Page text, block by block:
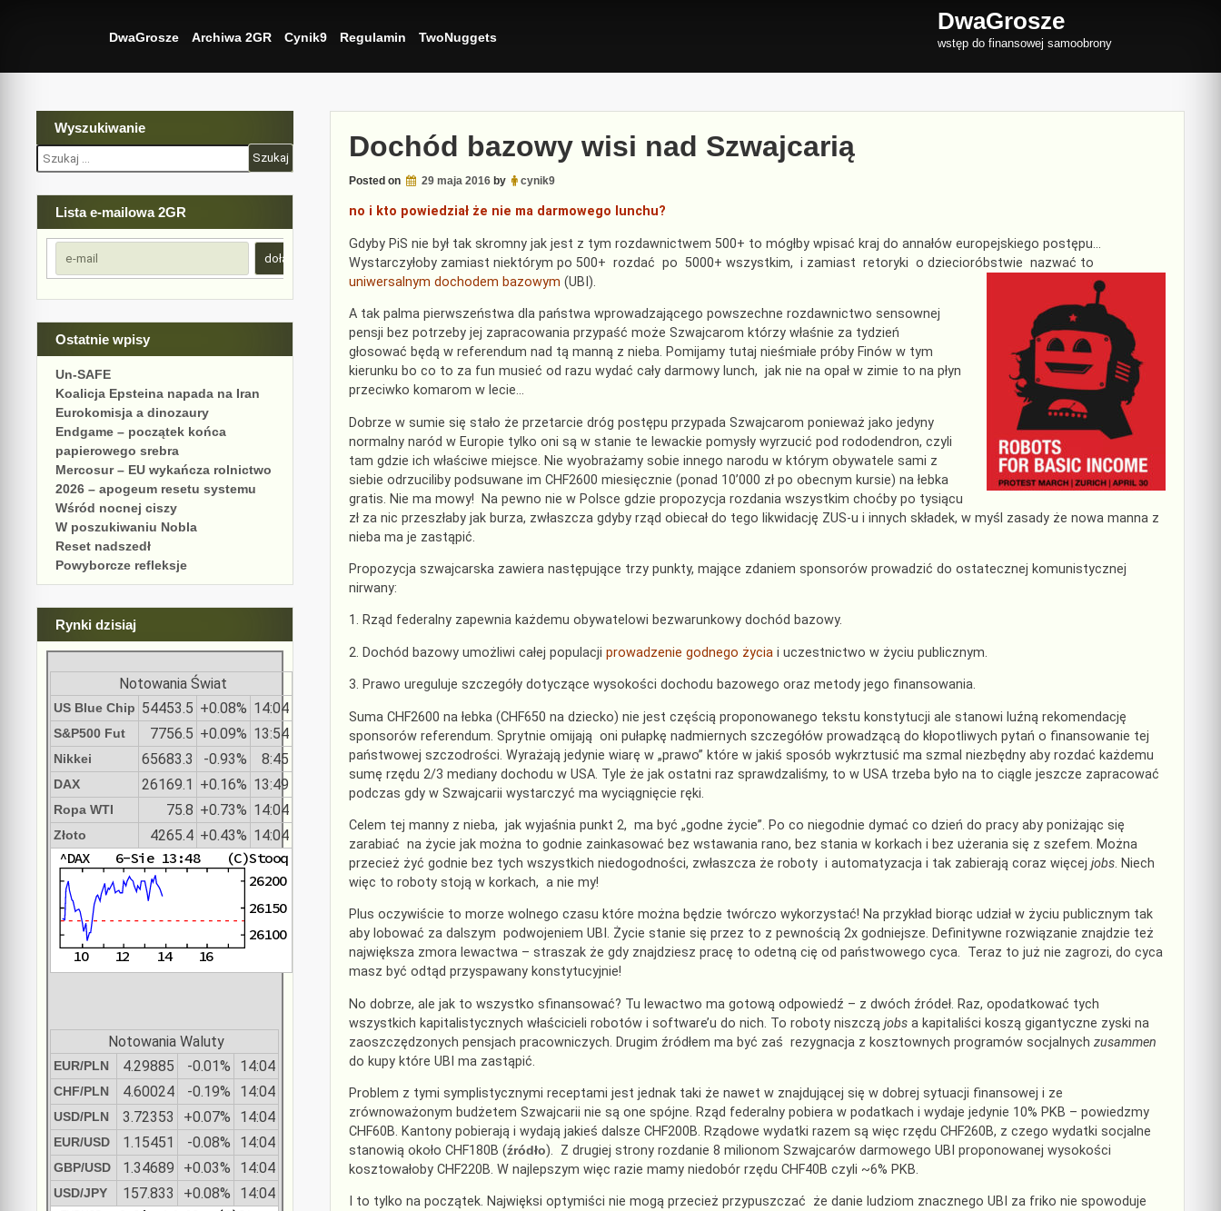
DwaGrosze Archiwa 2GR Cynik9 Regulamin TwoNuggets
DwaGrosze
wstęp do finansowej samoobrony
Dochód bazowy wisi nad Szwajcarią
Posted on 29 maja 2016by cynik9
no i kto powiedział że nie ma darmowego lunchu?
Gdyby PiS nie był tak skromny jak jest z tym rozdawnictwem 500+ to mógłby wpisać kraj do annałów europejskiego postępu…
Wystarczyłoby zamiast niektórym po 500+ rozdać po 5000+ wszystkim, i zamiast retoryki o dziecioróbstwie nazwać to
uniwersalnym dochodem bazowym (UBI).
A tak palma pierwszeństwa dla państwa wprowadzającego powszechne rozdawnictwo sensownej
pensji bez potrzeby jej zapracowania przypaść może Szwajcarom którzy właśnie za tydzień
głosować będą w referendum nad tą manną z nieba. Pomijamy tutaj nieśmiałe próby Finów w tym
kierunku bo co to za fun musieć od razu wydać cały darmowy lunch, jak nie na opał w zimie to na płyn
przeciwko komarom w lecie…
Dobrze w sumie się stało że przetarcie dróg postępu przypada Szwajcarom ponieważ jako jedyny
normalny naród w Europie tylko oni są w stanie te lewackie pomysły wyrzucić pod rododendron, czyli
tam gdzie ich właściwe miejsce. Nie wyobrażamy sobie innego narodu w którym obywatele sami z
siebie odrzuciliby podsuwane im CHF2600 miesięcznie (ponad 10’000 zł po obecnym kursie) na łebka
gratis. Nie ma mowy! Na pewno nie w Polsce gdzie propozycja rozdania wszystkim choćby po tysiącu
zł za nic przeszłaby jak burza, zwłaszcza gdyby rząd obiecał do tego likwidację ZUS-u i innych składek, w myśl zasady że nowa manna z
nieba ma je zastąpić.
Propozycja szwajcarska zawiera następujące trzy punkty, mające zdaniem sponsorów prowadzić do ostatecznej komunistycznej
nirwany:
1. Rząd federalny zapewnia każdemu obywatelowi bezwarunkowy dochód bazowy.
2. Dochód bazowy umożliwi całej populacji prowadzenie godnego życiai uczestnictwo w życiu publicznym.
3. Prawo ureguluje szczegóły dotyczące wysokości dochodu bazowego oraz metody jego finansowania.
Suma CHF2600 na łebka (CHF650 na dziecko) nie jest częścią proponowanego tekstu konstytucji ale stanowi luźną rekomendację
sponsorów referendum. Sprytnie omijają oni pułapkę nadmiernych szczegółów prowadzącą do kłopotliwych pytań o finansowanie tej
państwowej szczodrości. Wyrażają jedynie wiarę w „prawo” które w jakiś sposób wykrztusić ma szmal niezbędny aby rozdać każdemu
sumę rzędu 2/3 mediany dochodu w USA. Tyle że jak ostatni raz sprawdzaliśmy, to w USA trzeba było na to ciągle jeszcze zapracować
podczas gdy w Szwajcarii wystarczyć ma wyciągnięcie ręki.
Celem tej manny z nieba, jak wyjaśnia punkt 2, ma być „godne życie”. Po co niegodnie dymać co dzień do pracy aby poniżając się
zarabiać na życie jak można to godnie zainkasować bez wstawania rano, bez stania w korkach i bez użerania się z szefem. Można
przecież żyć godnie bez tych wszystkich niedogodności, zwłaszcza że roboty i automatyzacja i tak zabierają coraz więcej jobs. Niech
więc to roboty stoją w korkach, a nie my!
Plus oczywiście to morze wolnego czasu które można będzie twórczo wykorzystać! Na przykład biorąc udział w życiu publicznym tak
aby lobować za dalszym podwojeniem UBI. Życie stanie się przez to z pewnością 2x godniejsze. Definitywne rozwiązanie znajdzie też
największa zmora lewactwa – straszak że gdy znajdziesz pracę to odetną cię od państwowego cyca. Teraz to już nie zagrozi, do cyca
masz być odtąd przyspawany konstytucyjnie!
No dobrze, ale jak to wszystko sfinansować? Tu lewactwo ma gotową odpowiedź – z dwóch źródeł. Raz, opodatkować tych
wszystkich kapitalistycznych właścicieli robotów i software’u do nich. To roboty niszczą jobsa kapitaliści koszą gigantyczne zyski na
zaoszczędzonych pensjach pracowniczych. Drugim źródłem ma być zaś rezygnacja z kosztownych programów socjalnych zusammen
do kupy które UBI ma zastąpić.
Problem z tymi symplistycznymi receptami jest jednak taki że nawet w znajdującej się w dobrej sytuacji finansowej i ze
zrównoważonym budżetem Szwajcarii nie są one spójne. Rząd federalny pobiera w podatkach i wydaje jedynie 10% PKB – powiedzmy
CHF60B. Kantony pobierają i wydają jakieś dalsze CHF200B. Rządowe wydatki razem są więc rzędu CHF260B, z czego wydatki socjalne
stanowią około CHF180B (źródło). Z drugiej strony rozdanie 8 milionom Szwajcarów darmowego UBI proponowanej wysokości
kosztowałoby CHF220B. W najlepszym więc razie mamy niedobór rzędu CHF40B czyli ~6% PKB.
I to tylko na początek. Najwięksi optymiści nie mogą przecież przypuszczać że danie ludziom znacznego UBI za friko nie spowoduje
Wyszukiwanie
Szukaj:
Lista e-mailowa 2GR
Ostatnie wpisy
Un-SAFE
Koalicja Epsteina napada na Iran
Eurokomisja a dinozaury
Endgame – początek końca
papierowego srebra
Mercosur – EU wykańcza rolnictwo
2026 – apogeum resetu systemu
Wśród nocnej ciszy
W poszukiwaniu Nobla
Reset nadszedł
Powyborcze refleksje
Rynki dzisiaj
Notowania Świat
US Blue Chip 54453.5 +0.08% 14:04
S&P500 Fut 7756.5 +0.09% 13:54
Nikkei 65683.3 -0.93% 8:45
DAX 26169.1 +0.16% 13:49
Ropa WTI 75.8 +0.73% 14:04
Złoto 4265.4 +0.43% 14:04
Notowania Waluty
EUR/PLN 4.29885 -0.01% 14:04
CHF/PLN 4.60024 -0.19% 14:04
USD/PLN 3.72353 +0.07% 14:04
EUR/USD 1.15451 -0.08% 14:04
GBP/USD 1.34689 +0.03% 14:04
USD/JPY 157.833 +0.08% 14:04